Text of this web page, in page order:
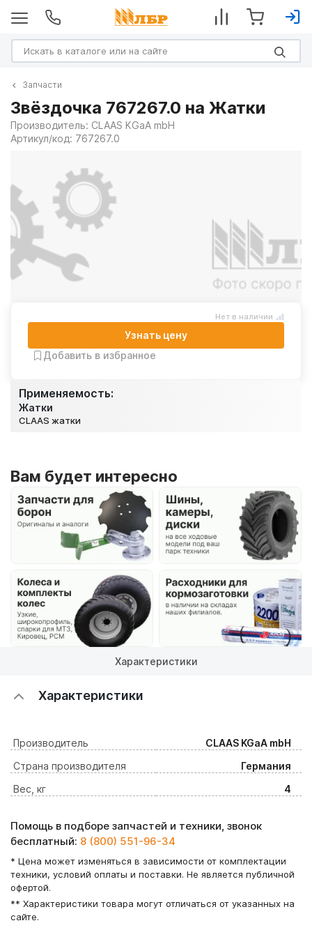
Запчасти
Звёздочка 767267.0 на Жатки
Производитель: CLAAS KGaA mbH
Артикул/код: 767267.0
Применяемость:
Жатки
CLAAS жатки
Нет в наличии
Узнать цену
Добавить в избранное
Вам будет интересно
Характеристики
Характеристики
Производитель
CLAAS KGaA mbH
Страна производителя
Германия
Вес, кг
4
Помощь в подборе запчастей и техники, звонок
бесплатный: 8 (800) 551-96-34
* Цена может изменяться в зависимости от комплектации
техники, условий оплаты и поставки. Не является публичной
офертой.
** Характеристики товара могут отличаться от указанных на
сайте.